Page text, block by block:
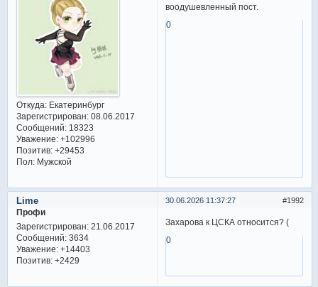
Откуда:Екатеринбург
Зарегистрирован: 08.06.2017
Сообщений:18323
Уважение: +102996
Позитив: +29453
Пол:Мужской
воодушевленный пост.
0
1992
30.06.2026 11:37:27
Lime
Профи
Зарегистрирован: 21.06.2017
Сообщений:3634
Уважение: +14403
Позитив: +2429
Захарова к ЦСКА относится? (
0